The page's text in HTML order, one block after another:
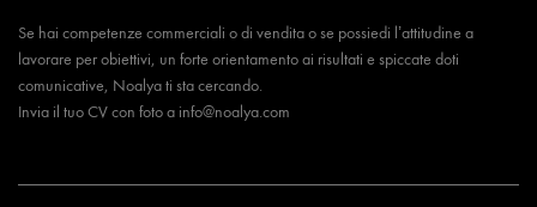
Se hai competenze commerciali o di vendita o se possiedi l’attitudine a
lavorare per obiettivi, un forte orientamento ai risultati e spiccate doti
comunicative, Noalya ti sta cercando.
Invia il tuo CV con foto a info@noalya.com